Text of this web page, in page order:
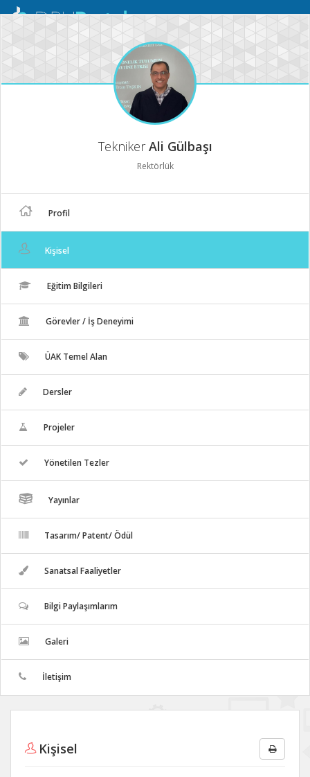
Mobil
TeknikerAli Gülbaşı
Rektörlük
Profil
Kişisel
Eğitim Bilgileri
Görevler / İş Deneyimi
ÜAK Temel Alan
Dersler
Projeler
Yönetilen Tezler
Yayınlar
Tasarım/ Patent/ Ödül
Sanatsal Faaliyetler
Bilgi Paylaşımlarım
Galeri
İletişim
Kişisel